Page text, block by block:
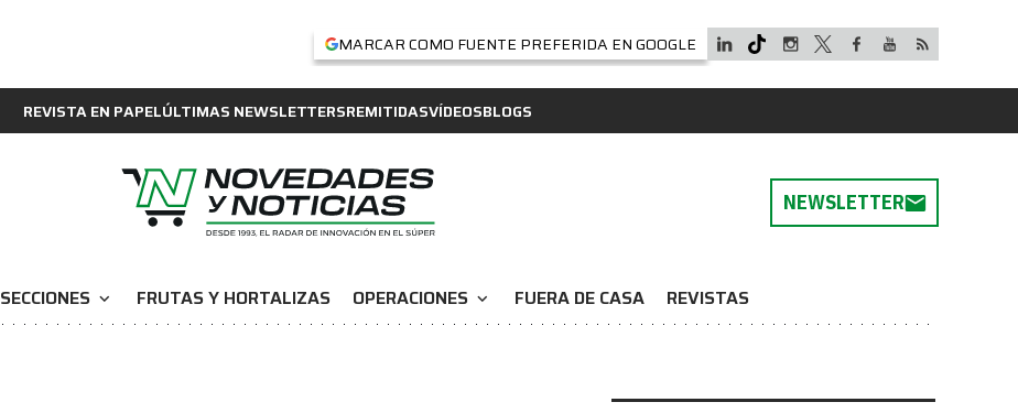
MARCAR COMO FUENTE PREFERIDA EN GOOGLE
REVISTA EN PAPELÚLTIMAS NEWSLETTERSREMITIDASVÍDEOSBLOGS
NEWSLETTER
SECCIONES expand_more FRUTAS Y HORTALIZAS OPERACIONES expand_more FUERA DE CASA REVISTAS